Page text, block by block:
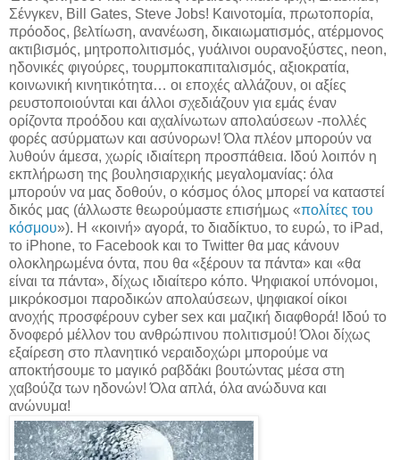
Σένγκεν, Bill Gates, Steve Jobs! Καινοτομία, πρωτοπορία,
πρόοδος, βελτίωση, ανανέωση, δικαιωματισμός, ατέρμονος
ακτιβισμός, μητροπολιτισμός, γυάλινοι ουρανοξύστες, neon,
ηδονικές φιγούρες, τουρμποκαπιταλισμός, αξιοκρατία,
κοινωνική κινητικότητα… οι εποχές αλλάζουν, οι αξίες
ρευστοποιούνται και άλλοι σχεδιάζουν για εμάς έναν
ορίζοντα προόδου και αχαλίνωτων απολαύσεων -πολλές
φορές ασύρματων και ασύνορων! Όλα πλέον μπορούν να
λυθούν άμεσα, χωρίς ιδιαίτερη προσπάθεια. Ιδού λοιπόν η
εκπλήρωση της βουλησιαρχικής μεγαλομανίας: όλα
μπορούν να μας δοθούν, ο κόσμος όλος μπορεί να καταστεί
δικός μας (άλλωστε θεωρούμαστε επισήμως «πολίτες του
κόσμου»). Η «κοινή» αγορά, το διαδίκτυο, το ευρώ, το iPad,
το iPhone, το Facebook και το Twitter θα μας κάνουν
ολοκληρωμένα όντα, που θα «ξέρουν τα πάντα» και «θα
είναι τα πάντα», δίχως ιδιαίτερο κόπο. Ψηφιακοί υπόνομοι,
μικρόκοσμοι παροδικών απολαύσεων, ψηφιακοί οίκοι
ανοχής προσφέρουν cyber sex και μαζική διαφθορά! Ιδού το
δνοφερό μέλλον του ανθρώπινου πολιτισμού! Όλοι δίχως
εξαίρεση στο πλανητικό νεραιδοχώρι μπορούμε να
αποκτήσουμε το μαγικό ραβδάκι βουτώντας μέσα στη
χαβούζα των ηδονών! Όλα απλά, όλα ανώδυνα και
ανώνυμα!